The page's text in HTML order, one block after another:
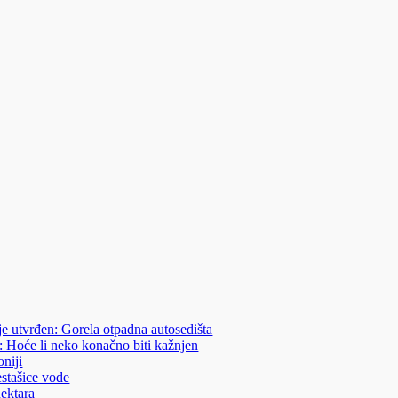
Gorela otpadna autosedišta
Hoće li neko konačno biti kažnjen
vode